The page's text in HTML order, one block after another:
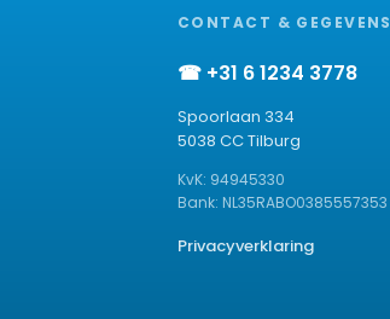
CONTACT & GEGEVENS
☎ +31 6 1234 3778
Spoorlaan 334
5038 CC Tilburg
KvK: 94945330
Bank: NL35RABO0385557353
Privacyverklaring